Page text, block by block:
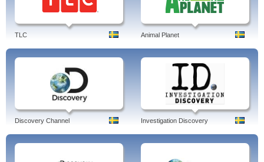
TLC Animal Planet
Discovery Channel Investigation Discovery